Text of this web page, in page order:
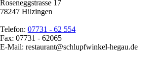
Roseneggstrasse 17
78247 Hilzingen
Telefon: 07731 - 62 554
Fax: 07731 - 62065
E-Mail: restaurant@schlupfwinkel-hegau.de